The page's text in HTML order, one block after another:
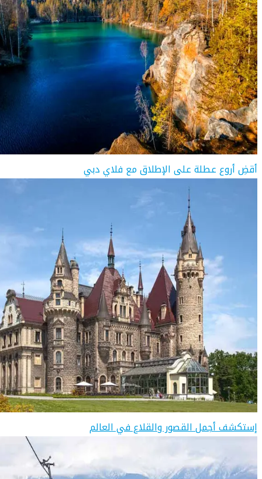
أقضِ أروع عطلة على الإطلاق مع فلاي دبي
إستكشف أجمل القصور والقلاع في العالم